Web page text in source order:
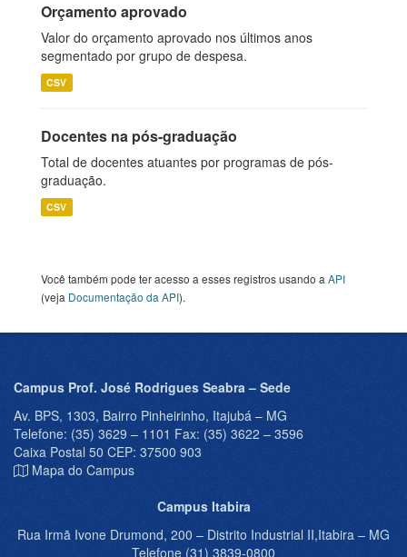
Orçamento aprovado
Valor do orçamento aprovado nos últimos anos
segmentado por grupo de despesa.
CSV
Docentes na pós-graduação
Total de docentes atuantes por programas de pós-
graduação.
CSV
Você também pode ter acesso a esses registros usando a API
(veja Documentação da API).
Campus Prof. José Rodrigues Seabra – Sede
Av. BPS, 1303, Bairro Pinheirinho, Itajubá – MG
Telefone: (35) 3629 – 1101 Fax: (35) 3622 – 3596
Caixa Postal 50 CEP: 37500 903
Mapa do Campus
Campus Itabira
Rua Irmã Ivone Drumond, 200 – Distrito Industrial II,Itabira – MG
Telefone (31) 3839-0800